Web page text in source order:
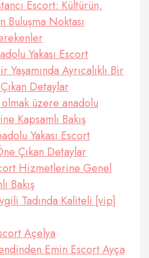
Escort: Kültürün,
Buluşma Noktası
Yakası Escort
Ayrıcalıklı Bir
Detaylar
üzere anadolu
Kapsamlı Bakış
Yakası Escort
Çıkan Detaylar
Hizmetlerine Genel
Bakış
Tadında Kaliteli [vip]
Açelya
Emin Escort Ayça